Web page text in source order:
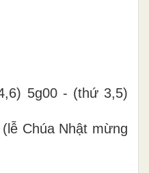
5g00 - (thứ 3,5)
Chúa Nhật mừng